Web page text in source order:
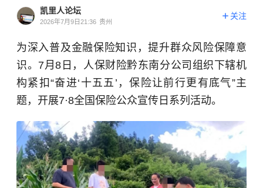
凯里人论坛
2026年7月9日21:36 贵州
关注
为深入普及金融保险知识，提升群众风险保障意
识。7月8日，人保财险黔东南分公司组织下辖机
构紧扣“奋进‘十五五’，保险让前行更有底气”主
题，开展7·8全国保险公众宣传日系列活动。